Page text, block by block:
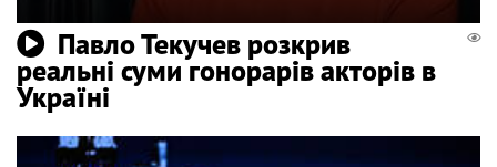
Павло Текучев розкрив
реальні суми гонорарів акторів в
Україні